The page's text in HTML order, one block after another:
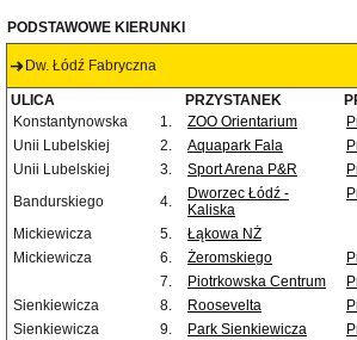
PODSTAWOWE KIERUNKI
Dw. Łódź Fabryczna
ULICA PRZYSTANEK
Konstantynowska
1. ZOO Orientarium
Unii Lubelskiej
2. Aquapark Fala
Unii Lubelskiej
3. Sport Arena P&R
Bandurskiego
4.
Dworzec Łódź -
Kaliska
Mickiewicza 5.
Łąkowa NŻ
Mickiewicza
6. Żeromskiego
7.
Piotrkowska Centrum
Sienkiewicza
8. Roosevelta
Sienkiewicza
9. Park Sienkiewicza